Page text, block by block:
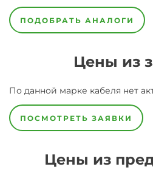
ПОДОБРАТЬ АНАЛОГИ
Цены из
По данной марке кабеля нет
ПОСМОТРЕТЬ ЗАЯВКИ
Цены из